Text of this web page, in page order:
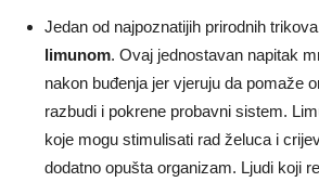
Jedan od najpoznatijih prirodnih
limunom. Ovaj jednostavan napitak
nakon buđenja jer vjeruju da pomaže
razbudi i pokrene probavni sistem.
koje mogu stimulisati rad želuca i
dodatno opušta organizam. Ljudi koji